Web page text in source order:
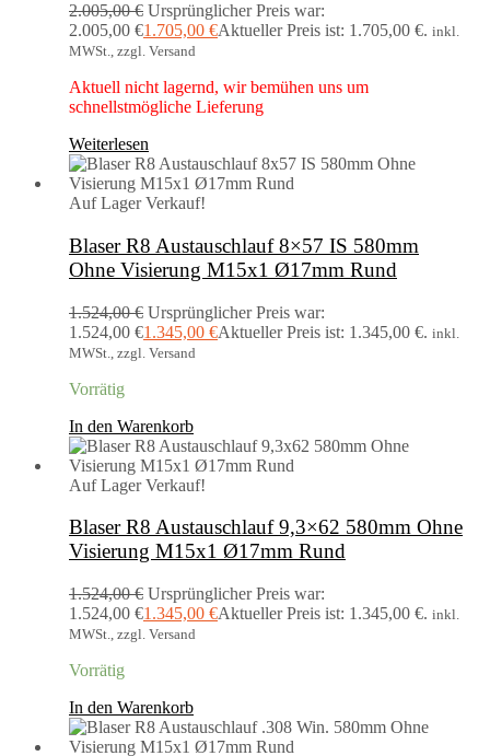
2.005,00€ Ursprünglicher Preis war:
2.005,00 €1.705,00 €Aktueller Preis ist: 1.705,00 €. inkl.
MWSt., zzgl. Versand
Aktuell nicht lagernd, wir bemühen uns um
schnellstmögliche Lieferung
Weiterlesen
Auf Lager Verkauf!
Blaser R8 Austauschlauf 8×57 IS 580mm
Ohne Visierung M15x1 Ø17mm Rund
1.524,00€ Ursprünglicher Preis war:
1.524,00 €1.345,00 €Aktueller Preis ist: 1.345,00 €. inkl.
MWSt., zzgl. Versand
Vorrätig
In den Warenkorb
Auf Lager Verkauf!
Blaser R8 Austauschlauf 9,3×62 580mm Ohne
Visierung M15x1 Ø17mm Rund
1.524,00€ Ursprünglicher Preis war:
1.524,00 €1.345,00 €Aktueller Preis ist: 1.345,00 €. inkl.
MWSt., zzgl. Versand
Vorrätig
In den Warenkorb